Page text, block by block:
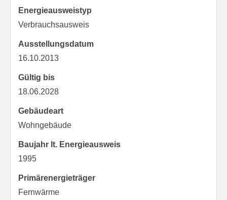
Energieausweistyp
Verbrauchs­ausweis
Ausstellungsdatum
16.10.2013
Gültig bis
18.06.2028
Gebäudeart
Wohngebäude
Baujahr lt. Energieausweis
1995
Primärenergieträger
Fernwärme